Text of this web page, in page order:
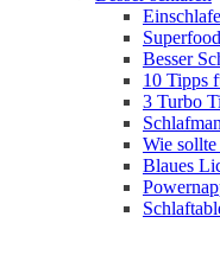
Besser
10 Tipps
3 Turbo
Wie sollte
Blaues